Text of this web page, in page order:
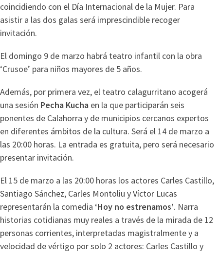
coincidiendo con el Día Internacional de la Mujer. Para
asistir a las dos galas será imprescindible recoger
invitación.
El domingo 9 de marzo habrá teatro infantil con la obra
‘Crusoe’ para niños mayores de 5 años.
Además, por primera vez, el teatro calagurritano acogerá
una sesión Pecha Kucha en la que participarán seis
ponentes de Calahorra y de municipios cercanos expertos
en diferentes ámbitos de la cultura. Será el 14 de marzo a
las 20:00 horas. La entrada es gratuita, pero será necesario
presentar invitación.
El 15 de marzo a las 20:00 horas los actores Carles Castillo,
Santiago Sánchez, Carles Montoliu y Víctor Lucas
representarán la comedia ‘Hoy no estrenamos’. Narra
historias cotidianas muy reales a través de la mirada de 12
personas corrientes, interpretadas magistralmente y a
velocidad de vértigo por solo 2 actores: Carles Castillo y